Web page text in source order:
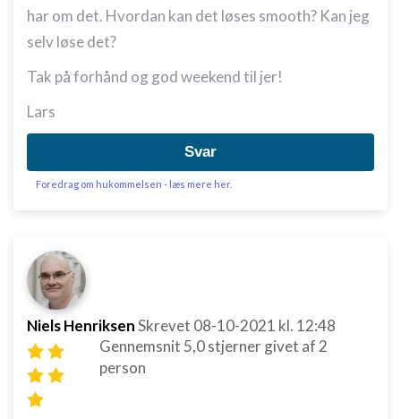
har om det. Hvordan kan det løses smooth? Kan jeg
selv løse det?
Tak på forhånd og god weekend til jer!
Lars
Svar
Foredrag om hukommelsen - læs mere her.
Niels HenriksenSkrevet 08-10-2021 kl. 12:48
Gennemsnit 5,0stjerner givet af 2
person